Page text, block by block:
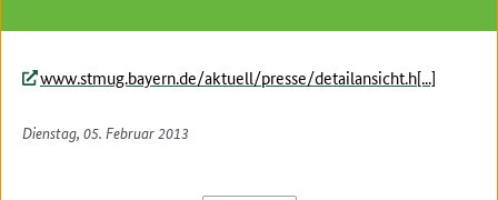
www.stmug.bayern.de/aktuell/presse/detailansicht.h[...]
Dienstag, 05. Februar 2013